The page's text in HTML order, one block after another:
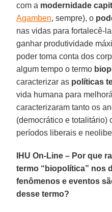
com a modernidade
Agamben, sempre), o
nas vidas para fortalecê-
ganhar produtividade
poder toma conta dos
algum tempo o termo
caracterizar as políticas
vida humana para
caracterizaram tanto os
(democrático e totalitário)
períodos liberais e
IHU On-Line – Por que
termo “biopolítica” nos
fenômenos e eventos
desse termo?